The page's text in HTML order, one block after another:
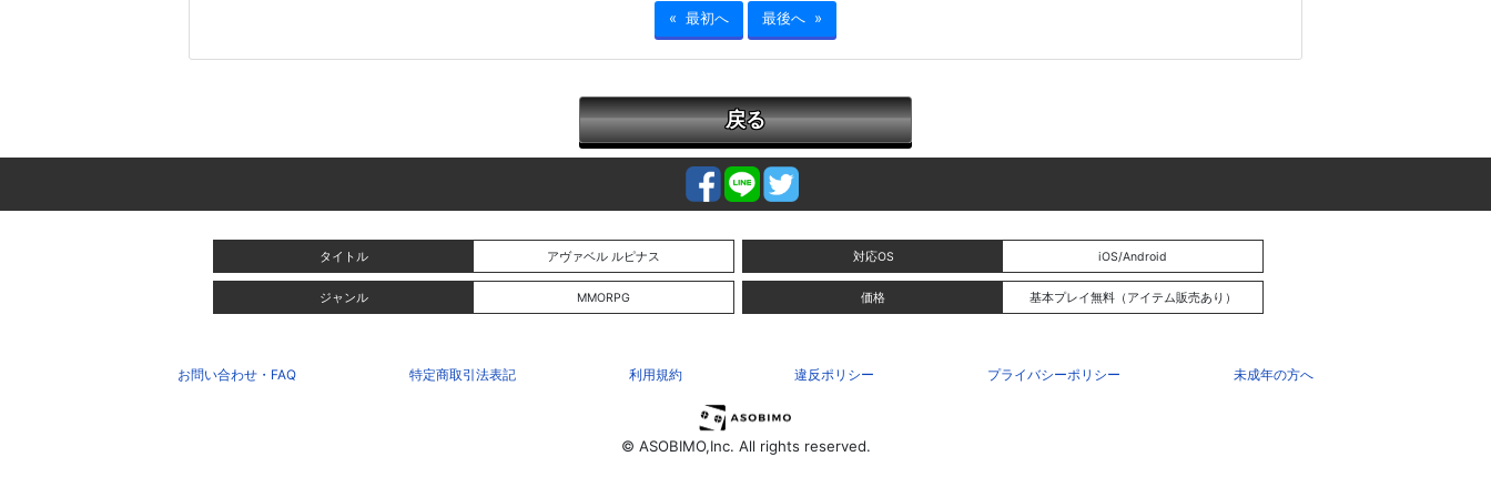
« 最初へ 最後へ »
戻る
タイトル アヴァベル ルピナス 対応OS iOS/Android
ジャンル MMORPG 価格 基本プレイ無料（アイテム販売あり）
お問い合わせ・FAQ 特定商取引法表記 利用規約 違反ポリシー プライバシーポリシー 未成年の方へ
© ASOBIMO,Inc. All rights reserved.